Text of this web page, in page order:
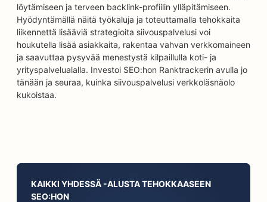
löytämiseen ja terveen backlink-profiilin ylläpitämiseen.
Hyödyntämällä näitä työkaluja ja toteuttamalla tehokkaita
liikennettä lisääviä strategioita siivouspalvelusi voi
houkutella lisää asiakkaita, rakentaa vahvan verkkomaineen
ja saavuttaa pysyvää menestystä kilpaillulla koti- ja
yrityspalvelualalla. Investoi SEO:hon Ranktrackerin avulla jo
tänään ja seuraa, kuinka siivouspalvelusi verkkoläsnäolo
kukoistaa.
KAIKKI YHDESSÄ -ALUSTA TEHOKKAASEEN
SEO:HON